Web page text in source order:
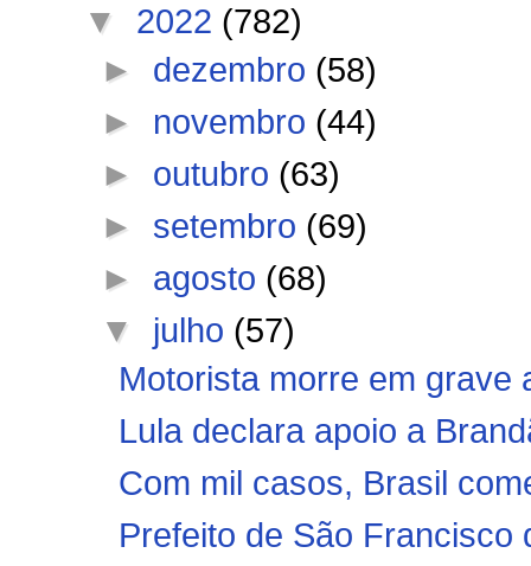
▼ 2022 (782)
► dezembro (58)
► novembro (44)
► outubro (63)
► setembro (69)
► agosto (68)
▼ julho (57)
Motorista morre em grave
Lula declara apoio a
Com mil casos, Brasil
Prefeito de São Francisco